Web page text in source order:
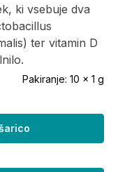
ki vsebuje dva
ter vitamin D
Pakiranje: 10 x 1 g